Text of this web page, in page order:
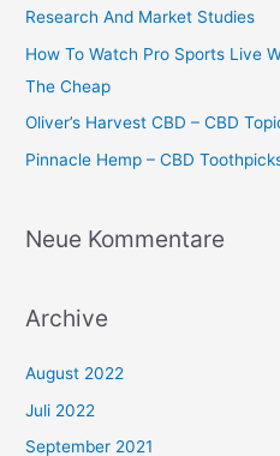
a
c
h
Research And Market Studies
How To Watch Pro Sports Live
The Cheap
Oliver’s Harvest CBD – CBD
Pinnacle Hemp – CBD
Neue Kommentare
Archive
August 2022
Juli 2022
September 2021